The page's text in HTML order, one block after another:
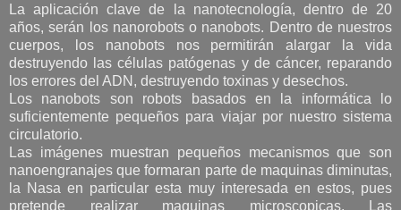
La aplicación clave de la nanotecnología, dentro de 20
años, serán los nanorobots o nanobots. Dentro de nuestros
cuerpos, los nanobots nos permitirán alargar la vida
destruyendo las células patógenas y de cáncer, reparando
los errores del ADN, destruyendo toxinas y desechos.
Los nanobots son robots basados en la informática lo
suficientemente pequeños para viajar por nuestro sistema
circulatorio.
Las imágenes muestran pequeños mecanismos que son
nanoengranajes que formaran parte de maquinas diminutas,
la Nasa en particular esta muy interesada en estos, pues
pretende realizar maquinas microscopicas. Las